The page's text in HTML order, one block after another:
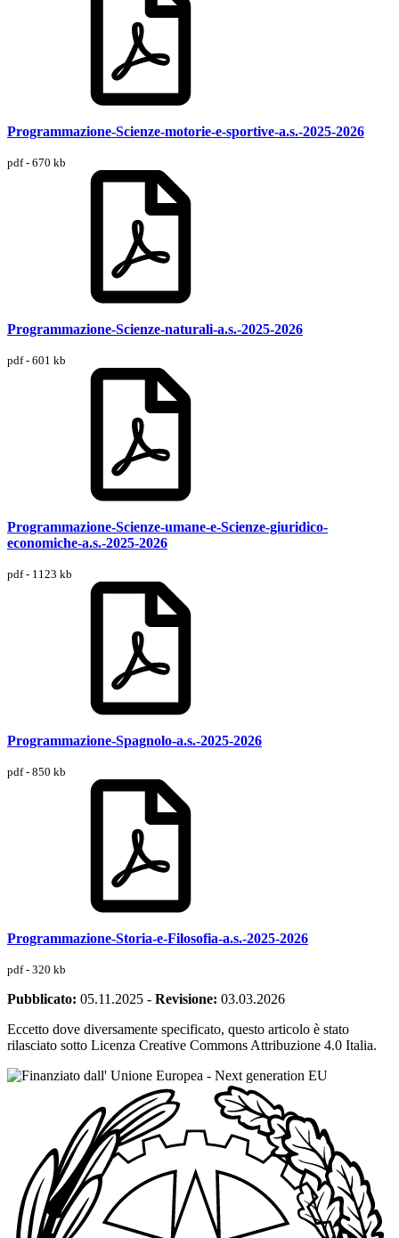
Programmazione-Scienze-motorie-e-sportive-a.s.-2025-2026
pdf - 670 kb
Programmazione-Scienze-naturali-a.s.-2025-2026
pdf - 601 kb
Programmazione-Scienze-umane-e-Scienze-giuridico-
economiche-a.s.-2025-2026
pdf - 1123 kb
Programmazione-Spagnolo-a.s.-2025-2026
pdf - 850 kb
Programmazione-Storia-e-Filosofia-a.s.-2025-2026
pdf - 320 kb
Pubblicato: 05.11.2025 - Revisione: 03.03.2026
Eccetto dove diversamente specificato, questo articolo è stato
rilasciato sotto Licenza Creative Commons Attribuzione 4.0 Italia.